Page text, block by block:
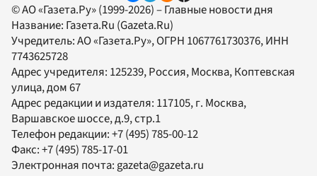
© АО «Газета.Ру» (1999-2026) – Главные новости дня
Название: Газета.Ru (Gazeta.Ru)
Учредитель:АО «Газета.Ру», ОГРН 1067761730376, ИНН
7743625728
Адрес учредителя: 125239, Россия, Москва, Коптевская
улица, дом 67
Адрес редакции и издателя: 117105, г. Москва,
Варшавское шоссе, д.9, стр.1
Телефон редакции:+7 (495) 785-00-12
Факс:+7 (495) 785-17-01
Электронная почта:gazeta@gazeta.ru